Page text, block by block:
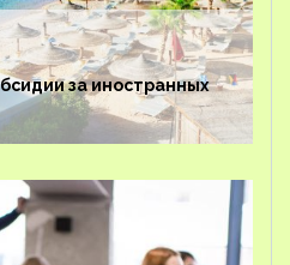
за иностранных